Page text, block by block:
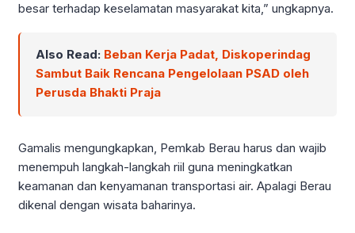
besar terhadap keselamatan masyarakat kita,” ungkapnya.
Also Read: Beban Kerja Padat, Diskoperindag
Sambut Baik Rencana Pengelolaan PSAD oleh
Perusda Bhakti Praja
Gamalis mengungkapkan, Pemkab Berau harus dan wajib
menempuh langkah-langkah riil guna meningkatkan
keamanan dan kenyamanan transportasi air. Apalagi Berau
dikenal dengan wisata baharinya.